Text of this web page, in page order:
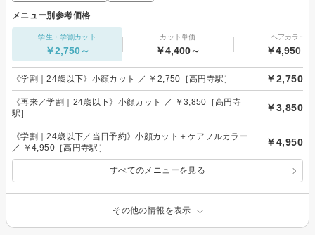
メニュー別参考価格
学生・学割カット
￥2,750～
カット単価
￥4,400～
ヘアカラー
￥4,950～
《学割｜24歳以下》小顔カット ／ ￥2,750［高円寺駅］ ￥2,750
《再来／学割｜24歳以下》小顔カット ／ ￥3,850［高円寺
駅］
￥3,850
《学割｜24歳以下／当日予約》小顔カット＋ケアフルカラー
／ ￥4,950［高円寺駅］
￥4,950
すべてのメニューを見る
その他の情報を表示